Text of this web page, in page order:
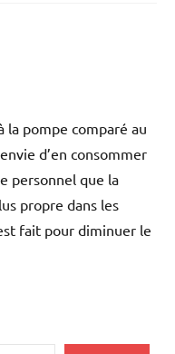
la pompe comparé au
d’en consommer
personnel que la
propre dans les
fait pour diminuer le